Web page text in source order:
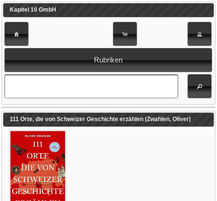
Kapitel 10 GmbH
Rubriken
111 Orte, die von Schweizer Geschichte erzählen (Zwahlen, Oliver)